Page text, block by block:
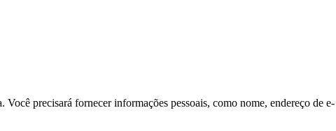
precisará fornecer informações pessoais, como nome, endereço de e-